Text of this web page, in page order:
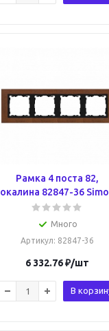
Рамка 4 поста 82,
окалина 82847-36
Много
Артикул: 82847-36
6 332.76₽/шт
В